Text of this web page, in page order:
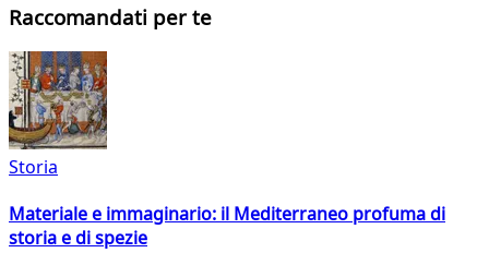
Raccomandati per te
Storia
Materiale e immaginario: il Mediterraneo profuma di
storia e di spezie